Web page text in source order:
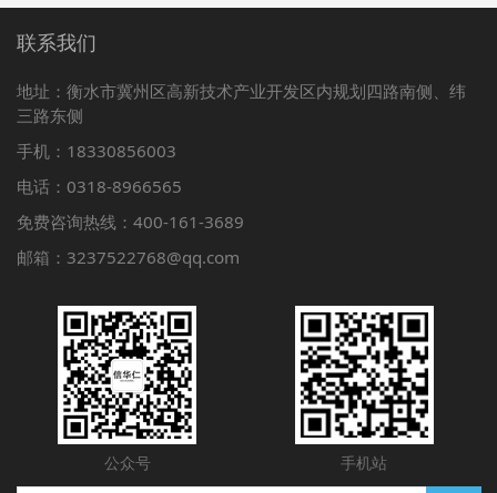
联系我们
地址：衡水市冀州区高新技术产业开发区内规划四路南侧、纬
三路东侧
手机：18330856003
电话：0318-8966565
免费咨询热线：400-161-3689
邮箱：3237522768@qq.com
公众号 手机站